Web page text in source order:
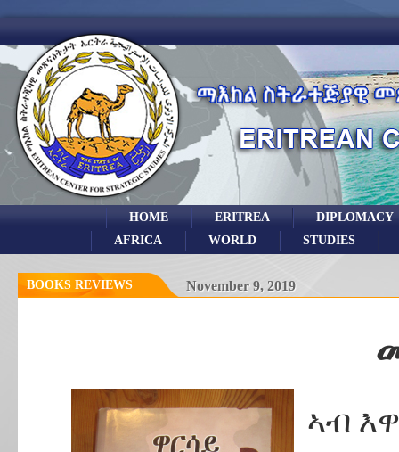
DIPLOMACY
ERITREA
HOME
STUDIES
WORLD
AFRICA
BOOKS REVIEWS November 9, 2019
ኣብ